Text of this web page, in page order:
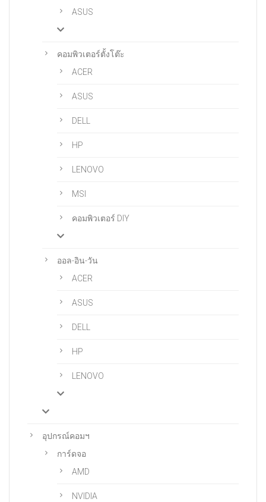
ASUS
คอมพิวเตอร์ตั้งโต๊ะ
ACER
ASUS
DELL
HP
LENOVO
MSI
คอมพิวเตอร์ DIY
ออล-อิน-วัน
ACER
ASUS
DELL
HP
LENOVO
อุปกรณ์คอมฯ
การ์ดจอ
AMD
NVIDIA